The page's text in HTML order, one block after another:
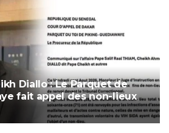
Diallo : Le Parquet de
fait appel des non-lieux